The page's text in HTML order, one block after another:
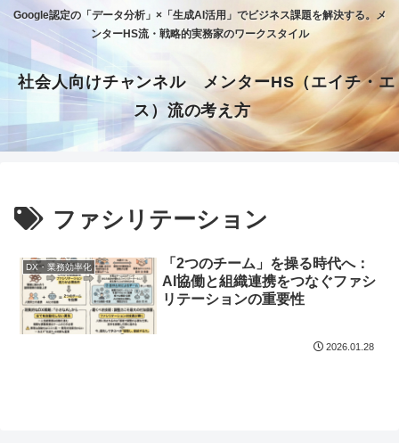
Google認定の「データ分析」×「生成AI活用」でビジネス課題を解決する。メ
ンターHS流・戦略的実務家のワークスタイル
社会人向けチャンネル メンターHS（エイチ・エ
ス）流の考え方
ファシリテーション
DX・業務効率化
「2つのチーム」を操る時代へ：
AI協働と組織連携をつなぐファシ
リテーションの重要性
2026.01.28